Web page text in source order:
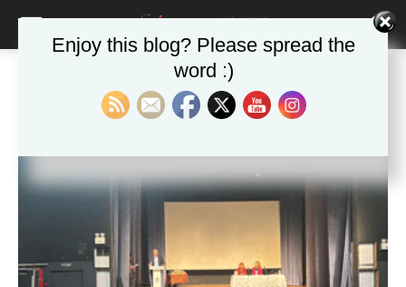
very
teaches
pain.
Βράβευση
Ετικέτα: Βράβευση
Enjoy this blog? Please spread the
word :)